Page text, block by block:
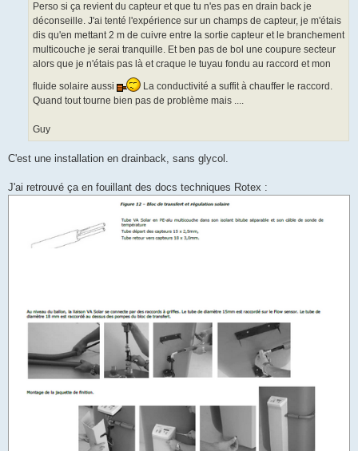
Perso si ça revient du capteur et que tu n'es pas en drain back je
déconseille. J'ai tenté l'expérience sur un champs de capteur, je m'étais
dis qu'en mettant 2 m de cuivre entre la sortie capteur et le branchement
multicouche je serai tranquille. Et ben pas de bol une coupure secteur
alors que je n'étais pas là et craque le tuyau fondu au raccord et mon
fluide solaire aussi
La conductivité a suffit à chauffer le raccord.
Quand tout tourne bien pas de problème mais ....
Guy
C'est une installation en drainback, sans glycol.
J'ai retrouvé ça en fouillant des docs techniques Rotex :